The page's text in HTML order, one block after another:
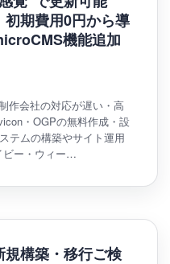
期費用0円から導
機能追加
作会社の対応が遅い・高
・OGPの無料作成・設
テムの構築やサイト運用
ビー・ウィー…
規構築・移行ご検